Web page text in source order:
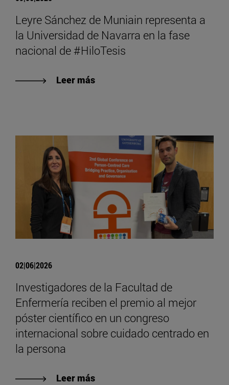
Leyre Sánchez de Muniain representa a
la Universidad de Navarra en la fase
nacional de #HiloTesis
Leer más
02|06|2026
Investigadores de la Facultad de
Enfermería reciben el premio al mejor
póster científico en un congreso
internacional sobre cuidado centrado en
la persona
Leer más